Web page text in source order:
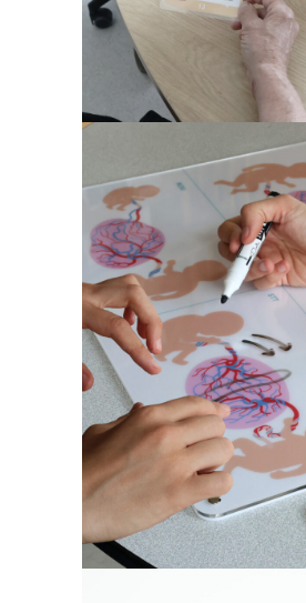
Outil de
Médecine
@Necker
Fablab hospitalier